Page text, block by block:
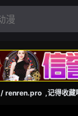
renren.pro ,记得收藏